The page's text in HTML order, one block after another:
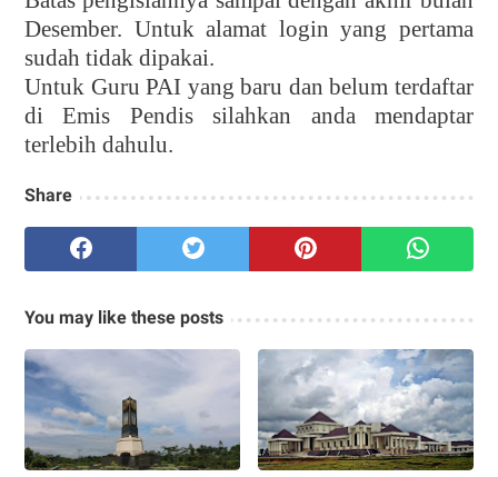
Desember. Untuk alamat login yang pertama
sudah tidak dipakai.
Untuk Guru PAI yang baru dan belum terdaftar
di Emis Pendis silahkan anda mendaptar
terlebih dahulu.
Share
You may like these posts